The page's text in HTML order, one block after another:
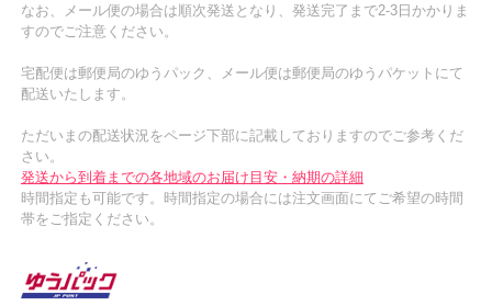
なお、メール便の場合は順次発送となり、発送完了まで2-3日かかりま
すのでご注意ください。
宅配便は郵便局のゆうパック、メール便は郵便局のゆうパケットにて
配送いたします。
ただいまの配送状況をページ下部に記載しておりますのでご参考くだ
さい。
発送から到着までの各地域のお届け目安・納期の詳細
時間指定も可能です。時間指定の場合には注文画面にてご希望の時間
帯をご指定ください。